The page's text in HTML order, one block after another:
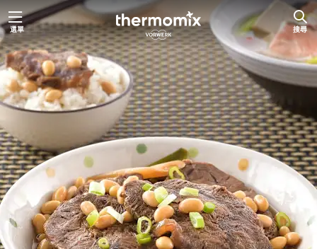
跳
至
主
要
內
容
選單 搜尋